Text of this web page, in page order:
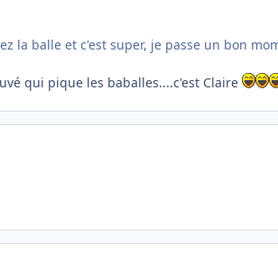
la balle et c'est super, je passe un bon
qui pique les baballes....c'est Claire